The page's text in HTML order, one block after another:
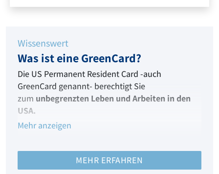
Wissenswert
Was ist eine GreenCard?
Die US Permanent Resident Card -auch
GreenCard genannt- berechtigt Sie
zum unbegrenzten Leben und Arbeiten in den
USA.
Dieses besondere
Möglichkeiten und verleiht Ihnen fast alle Rechte
eines US Staatsbürgers!
Mehr anzeigen
MEHR ERFAHREN